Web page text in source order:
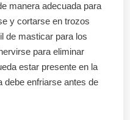
manera adecuada para
y cortarse en trozos
de masticar para los
para eliminar
estar presente en la
debe enfriarse antes de